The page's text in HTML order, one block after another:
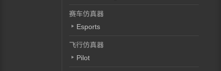
赛车仿真器
Esports
飞行仿真器
Pilot